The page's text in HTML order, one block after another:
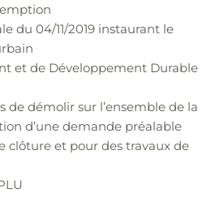
du 04/11/2019 instaurant le
et de Développement Durable
de démolir sur l’ensemble de la
d’une demande préalable
clôture et pour des travaux de